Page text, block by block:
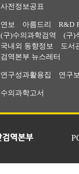
사전정보공표
연보 아름드리 R&D
(구)수의과학검역
(구)
국내외 동향정보
도서
검역본부 뉴스레터
연구성과활용집 연구
수의과학고서